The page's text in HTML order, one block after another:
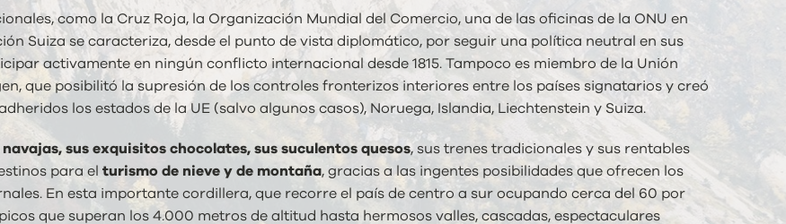
como la Cruz Roja, la Organización Mundial del Comercio, una de las oficinas de la ONU en
Suiza se caracteriza, desde el punto de vista diplomático, por seguir una política neutral en sus
activamente en ningún conflicto internacional desde 1815. Tampoco es miembro de la Unión
que posibilitó la supresión de los controles fronterizos interiores entre los países signatarios y creó
los estados de la UE (salvo algunos casos), Noruega, Islandia, Liechtenstein y Suiza.
sus exquisitos chocolates, sus suculentos quesos, sus trenes tradicionales y sus rentables
para el turismo de nieve y de montaña, gracias a las ingentes posibilidades que ofrecen los
En esta importante cordillera, que recorre el país de centro a sur ocupando cerca del 60 por
que superan los 4.000 metros de altitud hasta hermosos valles, cascadas, espectaculares